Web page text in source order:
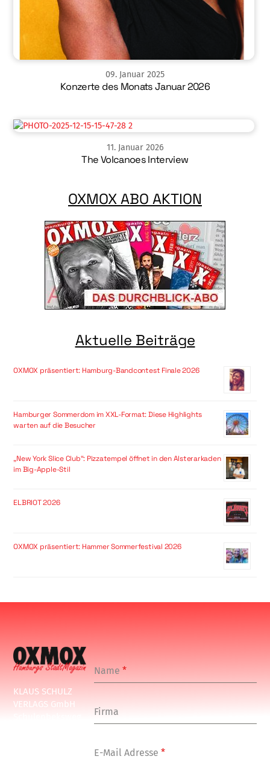
09. Januar 2025
Konzerte des Monats Januar 2026
11. Januar 2026
The Volcanoes Interview
OXMOX ABO AKTION
Aktuelle Beiträge
OXMOX präsentiert: Hamburg-Bandcontest Finale 2026
Hamburger Sommerdom im XXL-Format: Diese Highlights
warten auf die Besucher
„New York Slice Club“: Pizzatempel öffnet in den Alsterarkaden
im Big-Apple-Stil
ELBRIOT 2026
OXMOX präsentiert: Hammer Sommerfestival 2026
KLAUS SCHULZ
VERLAGS GmbH
Name*
Firma
E-Mail Adresse*